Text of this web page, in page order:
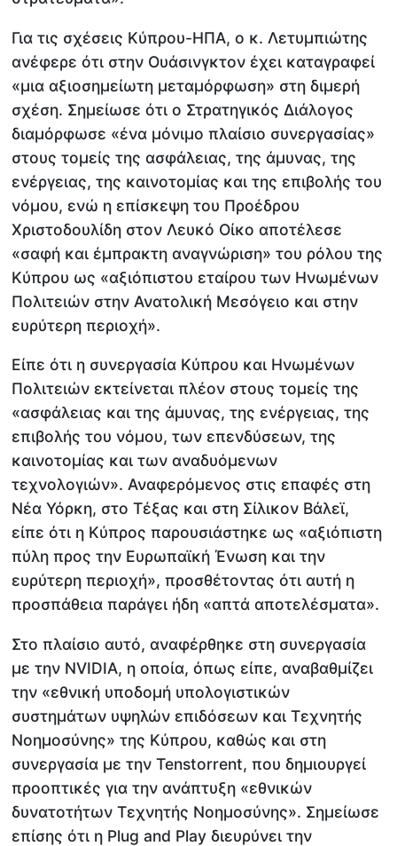
Για τις σχέσεις Κύπρου-ΗΠΑ, ο κ. Λετυμπιώτης
ανέφερε ότι στην Ουάσινγκτον έχει καταγραφεί
«μια αξιοσημείωτη μεταμόρφωση» στη διμερή
σχέση. Σημείωσε ότι ο Στρατηγικός Διάλογος
διαμόρφωσε «ένα μόνιμο πλαίσιο συνεργασίας»
στους τομείς της ασφάλειας, της άμυνας, της
ενέργειας, της καινοτομίας και της επιβολής του
νόμου, ενώ η επίσκεψη του Προέδρου
Χριστοδουλίδη στον Λευκό Οίκο αποτέλεσε
«σαφή και έμπρακτη αναγνώριση» του ρόλου της
Κύπρου ως «αξιόπιστου εταίρου των Ηνωμένων
Πολιτειών στην Ανατολική Μεσόγειο και στην
ευρύτερη περιοχή».
Είπε ότι η συνεργασία Κύπρου και Ηνωμένων
Πολιτειών εκτείνεται πλέον στους τομείς της
«ασφάλειας και της άμυνας, της ενέργειας, της
επιβολής του νόμου, των επενδύσεων, της
καινοτομίας και των αναδυόμενων
τεχνολογιών». Αναφερόμενος στις επαφές στη
Νέα Υόρκη, στο Τέξας και στη Σίλικον Βάλεϊ,
είπε ότι η Κύπρος παρουσιάστηκε ως «αξιόπιστη
πύλη προς την Ευρωπαϊκή Ένωση και την
ευρύτερη περιοχή», προσθέτοντας ότι αυτή η
προσπάθεια παράγει ήδη «απτά αποτελέσματα».
Στο πλαίσιο αυτό, αναφέρθηκε στη συνεργασία
με την NVIDIA, η οποία, όπως είπε, αναβαθμίζει
την «εθνική υποδομή υπολογιστικών
συστημάτων υψηλών επιδόσεων και Τεχνητής
Νοημοσύνης» της Κύπρου, καθώς και στη
συνεργασία με την Tenstorrent, που δημιουργεί
προοπτικές για την ανάπτυξη «εθνικών
δυνατοτήτων Τεχνητής Νοημοσύνης». Σημείωσε
επίσης ότι η Plug and Play διευρύνει την